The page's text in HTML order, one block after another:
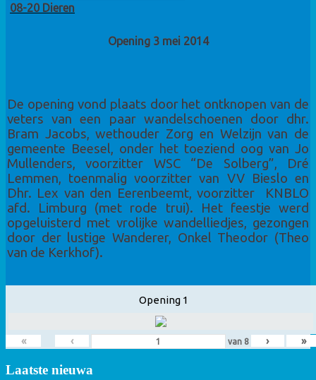
08-20 Dieren
Opening 3 mei 2014
De opening vond plaats door het ontknopen van de
veters van een paar wandelschoenen door dhr.
Bram Jacobs, wethouder Zorg en Welzijn van de
gemeente Beesel, onder het toeziend oog van Jo
Mullenders, voorzitter WSC “De Solberg”, Dré
Lemmen, toenmalig voorzitter van VV Bieslo en
Dhr. Lex van den Eerenbeemt, voorzitter KNBLO
afd. Limburg (met rode trui). Het feestje werd
opgeluisterd met vrolijke wandelliedjes, gezongen
door der lustige Wanderer, Onkel Theodor (Theo
van de Kerkhof).
Opening 1
« ‹ van 8 › »
Laatste nieuwa